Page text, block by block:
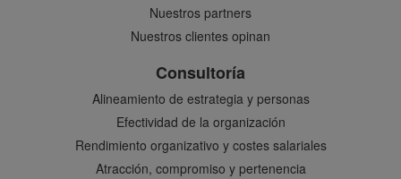
Nuestros partners
Nuestros clientes opinan
Consultoría
Alineamiento de estrategia y personas
Efectividad de la organización
Rendimiento organizativo y costes salariales
Atracción, compromiso y pertenencia